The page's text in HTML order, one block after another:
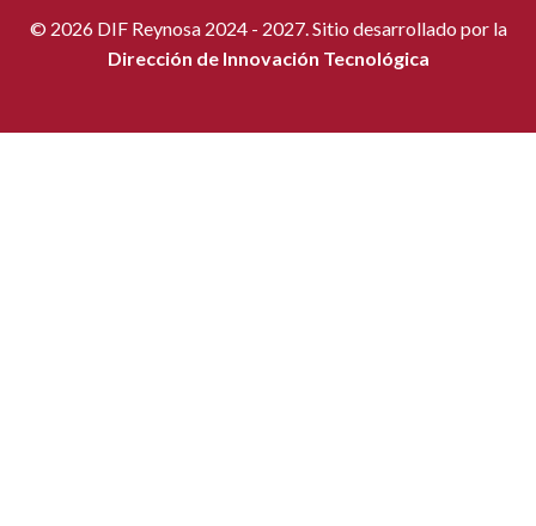
© 2026 DIF Reynosa 2024 - 2027. Sitio desarrollado por la
Dirección de Innovación Tecnológica